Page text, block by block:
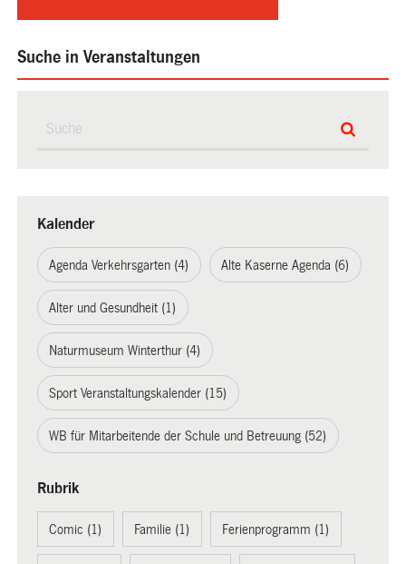
Suche in Veranstaltungen
Kalender
Agenda Verkehrsgarten (4) Alte Kaserne Agenda (6)
Alter und Gesundheit (1)
Naturmuseum Winterthur (4)
Sport Veranstaltungskalender (15)
WB für Mitarbeitende der Schule und Betreuung (52)
Rubrik
Comic (1) Familie (1) Ferienprogramm (1)